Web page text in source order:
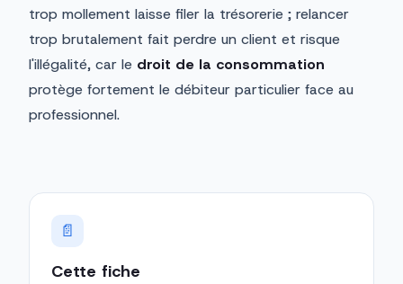
trop mollement laisse filer la trésorerie ; relancer
trop brutalement fait perdre un client et risque
l'illégalité, car le droit de la consommation
protège fortement le débiteur particulier face au
professionnel.
📄
Cette fiche